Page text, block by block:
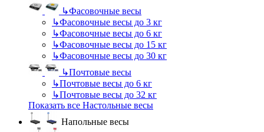
↳Фасовочные весы
↳Фасовочные весы до 3 кг
↳Фасовочные весы до 6 кг
↳Фасовочные весы до 15 кг
↳Фасовочные весы до 30 кг
↳Почтовые весы
↳Почтовые весы до 6 кг
↳Почтовые весы до 32 кг
Показать все Настольные весы
Напольные весы